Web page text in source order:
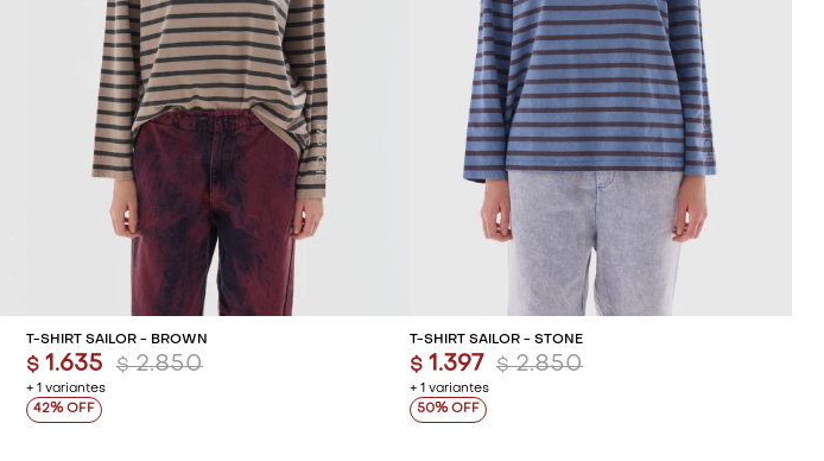
AGREGAR AL CARRITO
T-SHIRT SAILOR - BROWN
+ 1 variantes
$ 1.635 $ 2.850
42
AGREGAR AL CARRITO
T-SHIRT SAILOR - STONE
+ 1 variantes
$ 1.397 $ 2.850
50